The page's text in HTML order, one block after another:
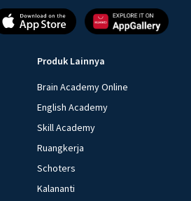
Produk Lainnya
Brain Academy Online
English Academy
Skill Academy
Ruangkerja
Schoters
Kalananti